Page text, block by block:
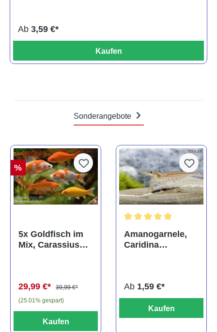
Ab 3,59 €*
Kaufen
Sonderangebote
%
5x Goldfisch im
Mix, Carassius
29,99 €*
39,99 €*
(25.01% gespart)
Kaufen
Amanogarnele,
Caridina
Ab 1,59 €*
Kaufen